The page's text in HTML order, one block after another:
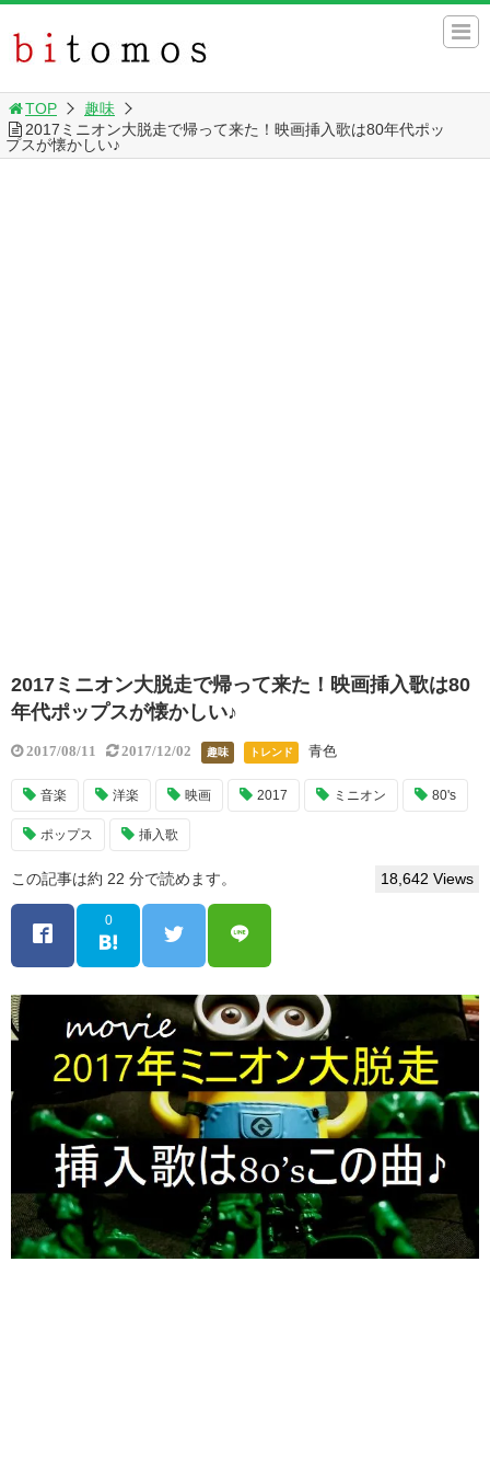
TOP
趣味
2017ミニオン大脱走で帰って来た！映画挿入歌は80年代ポッ
プスが懐かしい♪
2017ミニオン大脱走で帰って来た！映画挿入歌は80
年代ポップスが懐かしい♪
2017/08/11 2017/12/02 趣味 トレンド 青色
音楽 洋楽 映画 2017 ミニオン 80's
ポップス 挿入歌
この記事は約 22 分で読めます。 18,642 Views
0